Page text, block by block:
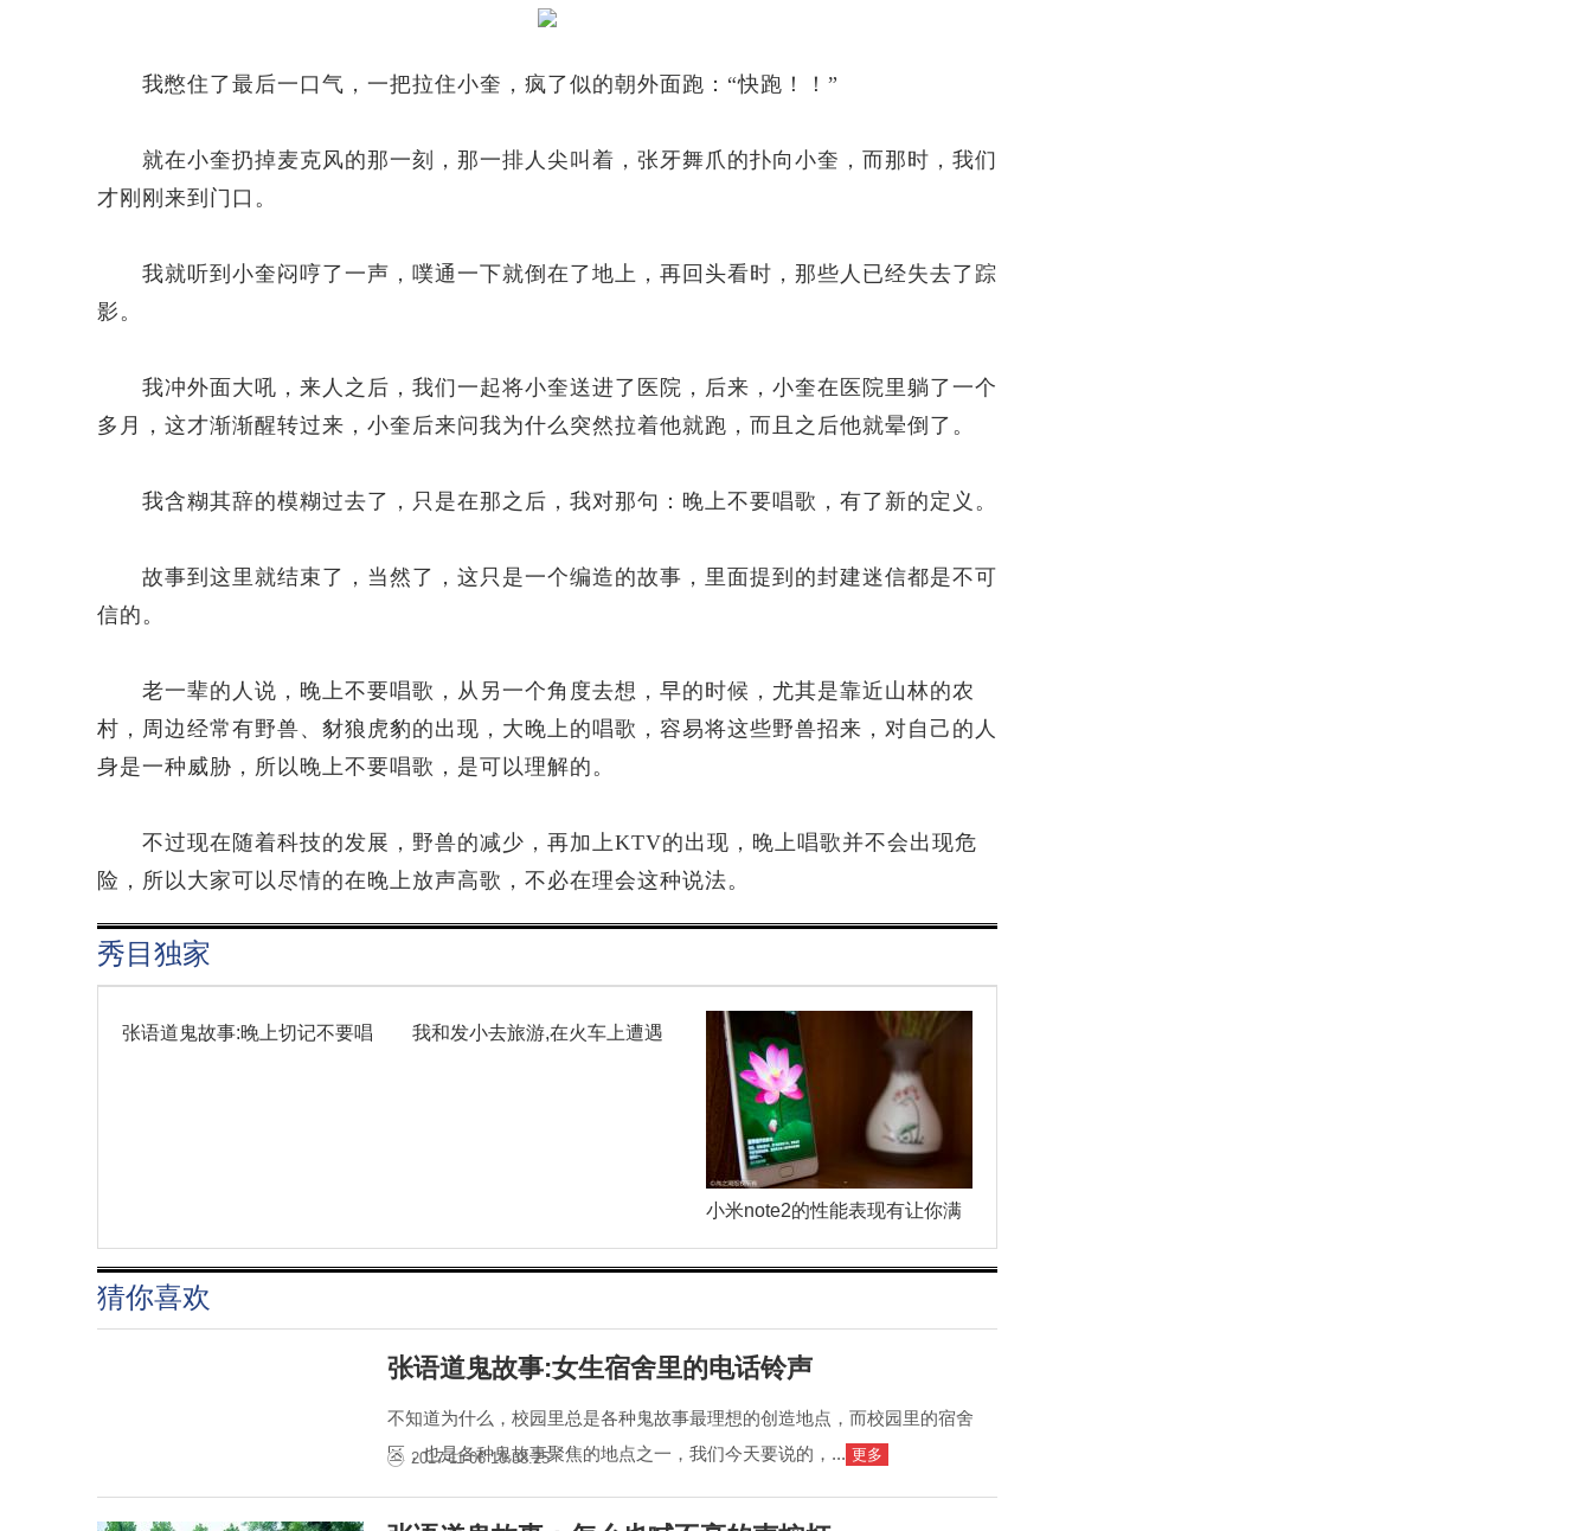
我憋住了最后一口气，一把拉住小奎，疯了似的朝外面跑：“快跑！！”
就在小奎扔掉麦克风的那一刻，那一排人尖叫着，张牙舞爪的扑向小奎，而那时，我们
才刚刚来到门口。
我就听到小奎闷哼了一声，噗通一下就倒在了地上，再回头看时，那些人已经失去了踪
影。
我冲外面大吼，来人之后，我们一起将小奎送进了医院，后来，小奎在医院里躺了一个
多月，这才渐渐醒转过来，小奎后来问我为什么突然拉着他就跑，而且之后他就晕倒了。
我含糊其辞的模糊过去了，只是在那之后，我对那句：晚上不要唱歌，有了新的定义。
故事到这里就结束了，当然了，这只是一个编造的故事，里面提到的封建迷信都是不可
信的。
老一辈的人说，晚上不要唱歌，从另一个角度去想，早的时候，尤其是靠近山林的农
村，周边经常有野兽、豺狼虎豹的出现，大晚上的唱歌，容易将这些野兽招来，对自己的人
身是一种威胁，所以晚上不要唱歌，是可以理解的。
不过现在随着科技的发展，野兽的减少，再加上KTV的出现，晚上唱歌并不会出现危
险，所以大家可以尽情的在晚上放声高歌，不必在理会这种说法。
秀目独家
张语道鬼故事:晚上切记不要唱 我和发小去旅游,在火车上遭遇
小米note2的性能表现有让你满
猜你喜欢
张语道鬼故事:女生宿舍里的电话铃声
不知道为什么，校园里总是各种鬼故事最理想的创造地点，而校园里的宿舍
区，也是各种鬼故事聚焦的地点之一，我们今天要说的，... 更多
2017-11-06 10:38:25